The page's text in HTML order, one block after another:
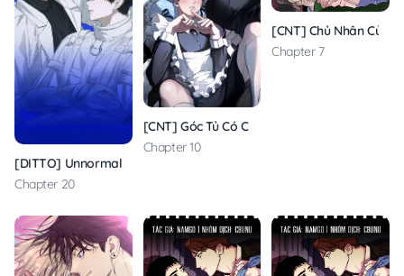
[DITTO] Unnormal
Chapter 20
[CNT] Góc Tủ Có Chàng Hầu Gái
Chapter 10
[CNT] Chủ Nhân Của C
Chapter 7